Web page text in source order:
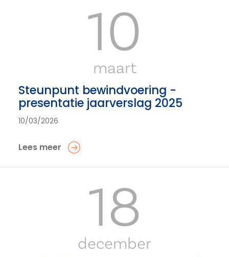
10
maart
Steunpunt bewindvoering -
presentatie jaarverslag 2025
10/03/2026
Lees meer
18
december